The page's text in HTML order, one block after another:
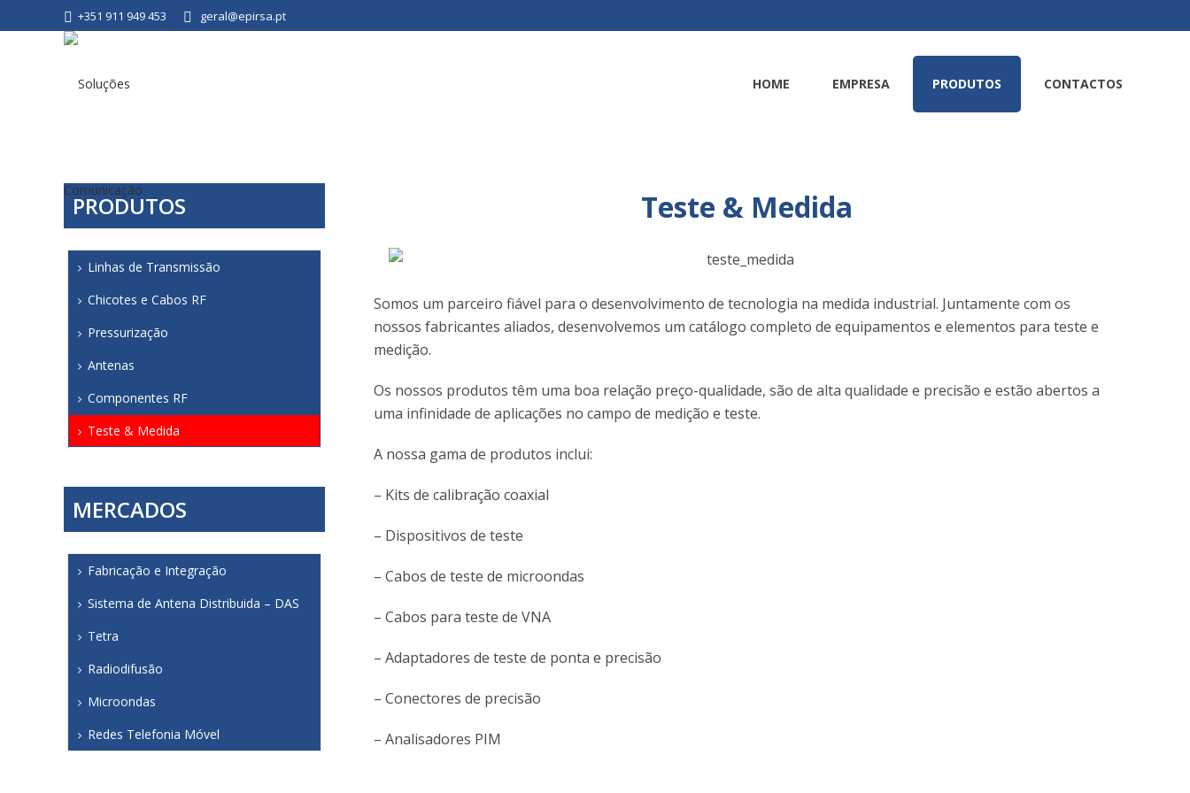
+351 911 949 453 geral@epirsa.pt
HOME EMPRESA PRODUTOS CONTACTOS
Teste & Medida
Somos um parceiro fiável para o desenvolvimento de tecnologia na medida industrial. Juntamente com os
nossos fabricantes aliados, desenvolvemos um catálogo completo de equipamentos e elementos para teste e
medição.
Os nossos produtos têm uma boa relação preço-qualidade, são de alta qualidade e precisão e estão abertos a
uma infinidade de aplicações no campo de medição e teste.
A nossa gama de produtos inclui:
– Kits de calibração coaxial
– Dispositivos de teste
– Cabos de teste de microondas
– Cabos para teste de VNA
– Adaptadores de teste de ponta e precisão
– Conectores de precisão
– Analisadores PIM
PRODUTOS
Linhas de Transmissão
Chicotes e Cabos RF
Pressurização
Antenas
Componentes RF
Teste & Medida
MERCADOS
Fabricação e Integração
Sistema de Antena Distribuida – DAS
Tetra
Radiodifusão
Microondas
Redes Telefonia Móvel